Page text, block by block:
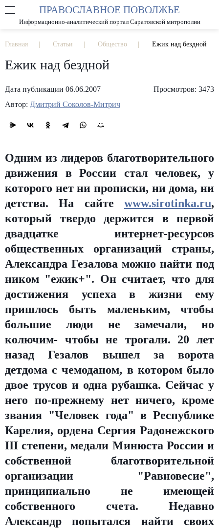
РАЗМЕР ШРИФТА А А
ПРАВОСЛАВНОЕ ПОВОЛЖЬЕ
Информационно-аналитический портал Саратовской митрополии
Главная Статьи Общество Ежик над бездной
Ежик над бездной
Дата публикации 06.06.2007
Просмотров: 3473
Автор: Дмитрий Соколов-Митрич
Одним из лидеров благотворительного
движения в России стал человек, у
которого нет ни прописки, ни дома, ни
детства. На сайте www.sirotinka.ru,
который твердо держится в первой
двадцатке интернет-ресурсов
общественных организаций страны,
Александра Гезалова можно найти под
ником "ежик+". Он считает, что для
достижения успеха в жизни ему
пришлось быть маленьким, чтобы
большие люди не замечали, но
колючим- чтобы не трогали. 20 лет
назад Гезалов вышел за ворота
детдома с чемоданом, в котором было
двое трусов и одна рубашка. Сейчас у
него по-прежнему нет ничего, кроме
звания "Человек года" в Республике
Карелия, ордена Сергия Радонежского
III степени, медали Минюста России и
собственной благотворительной
организации "Равновесие",
принципиально не имеющей
собственного счета. Недавно
Александр попытался найти своих